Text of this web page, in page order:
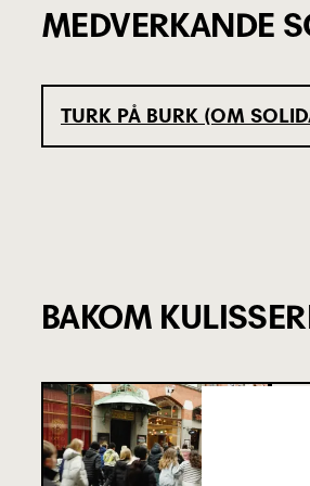
MEDVERKANDE
TURK PÅ BURK (OM
BAKOM